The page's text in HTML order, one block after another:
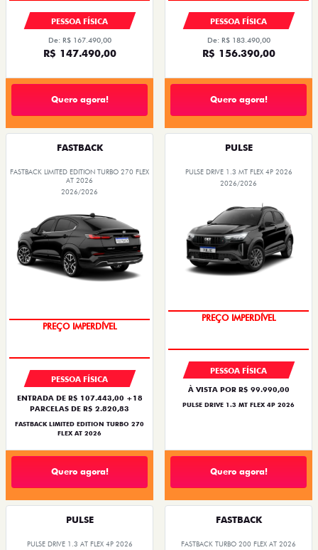
PESSOA FÍSICA
De: R$ 167.490,00
R$ 147.490,00
Quero agora!
PESSOA FÍSICA
De: R$ 183.490,00
R$ 156.390,00
Quero agora!
FASTBACK
FASTBACK LIMITED EDITION TURBO 270 FLEX
AT 2026
2026/2026
PREÇO IMPERDÍVEL
PESSOA FÍSICA
ENTRADA DE R$ 107.443,00 +18
PARCELAS DE R$ 2.820,83
FASTBACK LIMITED EDITION TURBO 270
FLEX AT 2026
Quero agora!
PULSE
PULSE DRIVE 1.3 MT FLEX 4P 2026
2026/2026
PREÇO IMPERDÍVEL
PESSOA FÍSICA
À VISTA POR R$ 99.990,00
PULSE DRIVE 1.3 MT FLEX 4P 2026
Quero agora!
PULSE
PULSE DRIVE 1.3 AT FLEX 4P 2026
FASTBACK
FASTBACK TURBO 200 FLEX AT 2026